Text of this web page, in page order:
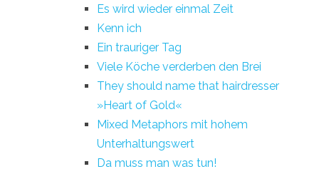
Es wird wieder einmal Zeit
Kenn ich
Ein trauriger Tag
Viele Köche verderben den Brei
They should name that hairdresser
»Heart of Gold«
Mixed Metaphors mit hohem
Unterhaltungswert
Da muss man was tun!